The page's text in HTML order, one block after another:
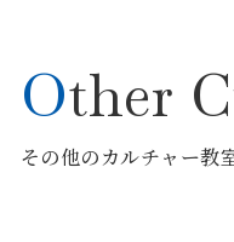
Other
その他のカルチャー教